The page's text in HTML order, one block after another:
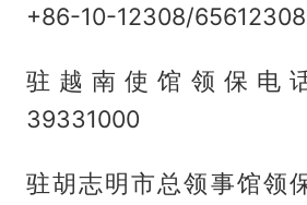
+86-10-12308/65612308
驻越南使馆领保电
39331000
驻胡志明市总领事馆领